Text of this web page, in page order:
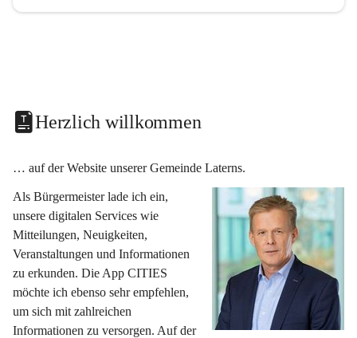
Herzlich willkommen
… auf der Website unserer Gemeinde Laterns.
Als Bürgermeister lade ich ein,
unsere digitalen Services wie
Mitteilungen, Neuigkeiten,
Veranstaltungen und Informationen
zu erkunden. Die App CITIES
möchte ich ebenso sehr empfehlen,
um sich mit zahlreichen
Informationen zu versorgen. Auf der